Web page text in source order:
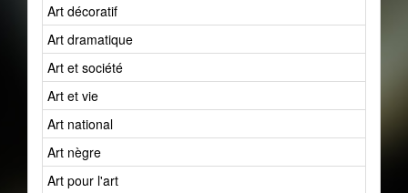
Art décoratif
Art dramatique
Art et société
Art et vie
Art national
Art nègre
Art pour l'art